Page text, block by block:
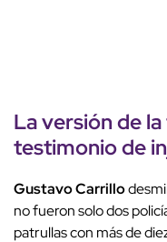
La versión de
testimonio de
Gustavo Carrillo
no fueron solo dos
patrullas con más de